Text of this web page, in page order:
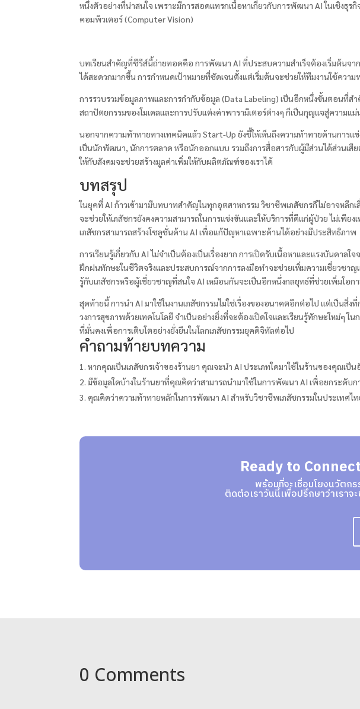
หนึ่งตัวอย่างที่น่าสนใจ เพราะมีการสอดแทรกเนื้อหาเกี่ยวกับการพัฒนา AI ในเชิงธุร
คอมพิวเตอร์ (Computer Vision)
บทเรียนสำคัญที่ซีรีส์นี้ถ่ายทอดคือ การพัฒนา AI ที่ประสบความสำเร็จต้องเริ่มต้นจา
ได้สะดวกมากขึ้น การกำหนดเป้าหมายที่ชัดเจนตั้งแต่เริ่มต้นจะช่วยให้ทีมงานใช้ควา
การรวบรวมข้อมูลภาพและการกำกับข้อมูล (Data Labeling) เป็นอีกหนึ่งขั้นตอนที่ส
สถาปัตยกรรมของโมเดลและการปรับแต่งค่าพารามิเตอร์ต่างๆ ก็เป็นกุญแจสู่ความ
นอกจากความท้าทายทางเทคนิคแล้ว Start-Up ยังชี้ให้เห็นถึงความท้าทายด้านการ
เป็นนักพัฒนา, นักการตลาด หรือนักออกแบบ รวมถึงการสื่อสารกับผู้มีส่วนได้ส่วนเสี
ให้กับสังคมจะช่วยสร้างมูลค่าเพิ่มให้กับผลิตภัณฑ์ของเราได้
บทสรุป
ในยุคที่ AI ก้าวเข้ามามีบทบาทสำคัญในทุกอุตสาหกรรม วิชาชีพเภสัชกรก็ไม่อาจหลีก
จะช่วยให้เภสัชกรยังคงความสามารถในการแข่งขันและให้บริการที่ดีแก่ผู้ป่วย ไม่เพี
เภสัชกรสามารถสร้างโซลูชั่นด้าน AI เพื่อแก้ปัญหาเฉพาะด้านได้อย่างมีประสิทธิภาพ
การเรียนรู้เกี่ยวกับ AI ไม่จำเป็นต้องเป็นเรื่องยาก การเปิดรับเนื้อหาและแรงบันดาล
ฝึกฝนทักษะในชีวิตจริงและประสบการณ์จากการลงมือทำจะช่วยเพิ่มความเชี่ยวชาญ
รู้กับเภสัชกรหรือผู้เชี่ยวชาญที่สนใจ AI เหมือนกันจะเป็นอีกหนึ่งกลยุทธ์ที่ช่วยเพิ่มโอก
สุดท้ายนี้ การนำ AI มาใช้ในงานเภสัชกรรมไม่ใช่เรื่องของอนาคตอีกต่อไป แต่เป็นสิ่
วงการสุขภาพด้วยเทคโนโลยี จำเป็นอย่างยิ่งที่จะต้องเปิดใจและเรียนรู้ทักษะใหม่ๆ
ที่มั่นคงเพื่อการเติบโตอย่างยั่งยืนในโลกเภสัชกรรมยุคดิจิทัลต่อไป
คำถามท้ายบทความ
หากคุณเป็นเภสัชกรเจ้าของร้านยา คุณจะนำ AI ประเภทใดมาใช้ในร้านของคุณเป็
มีข้อมูลใดบ้างในร้านยาที่คุณคิดว่าสามารถนำมาใช้ในการพัฒนา AI เพื่อยกระดับก
คุณคิดว่าความท้าทายหลักในการพัฒนา AI สำหรับวิชาชีพเภสัชกรรมในประเทศไ
Ready to
พร้อมที่จะเชื่อมโยงนวัตก
ติดต่อเราวันนี้เพื่อปรึกษาว่าเรา
0 Comments